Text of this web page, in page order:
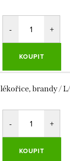
KOUPIT
lékořice, brandy /
KOUPIT